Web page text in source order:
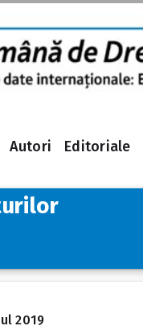
Autori Editoriale
2019